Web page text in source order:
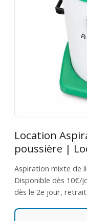
Location
poussière |
Aspiration mixte de
Disponible dès 10€/
dès le 2e jour,